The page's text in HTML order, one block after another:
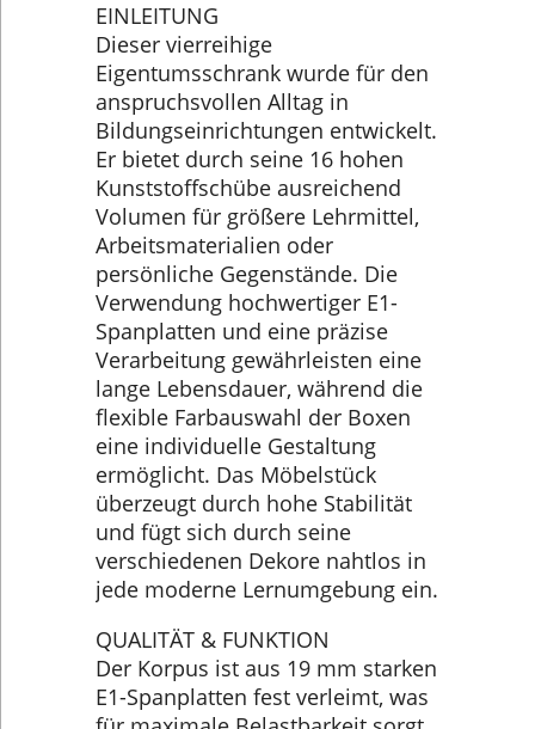
EINLEITUNG
Dieser vierreihige
Eigentumsschrank wurde für den
anspruchsvollen Alltag in
Bildungseinrichtungen entwickelt.
Er bietet durch seine 16 hohen
Kunststoffschübe ausreichend
Volumen für größere Lehrmittel,
Arbeitsmaterialien oder
persönliche Gegenstände. Die
Verwendung hochwertiger E1-
Spanplatten und eine präzise
Verarbeitung gewährleisten eine
lange Lebensdauer, während die
flexible Farbauswahl der Boxen
eine individuelle Gestaltung
ermöglicht. Das Möbelstück
überzeugt durch hohe Stabilität
und fügt sich durch seine
verschiedenen Dekore nahtlos in
jede moderne Lernumgebung ein.
QUALITÄT & FUNKTION
Der Korpus ist aus 19 mm starken
E1-Spanplatten fest verleimt, was